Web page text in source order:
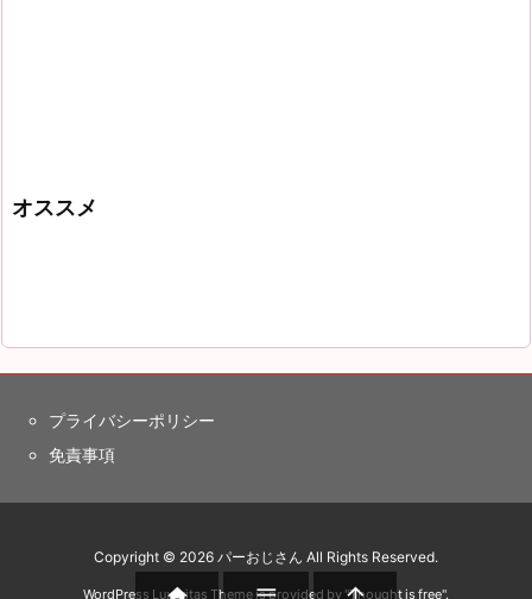
オススメ
プライバシーポリシー
免責事項
Copyright © 2026 パーおじさん All Rights Reserved.
WordPress Luxeritas Theme is provided by "Thought is free".